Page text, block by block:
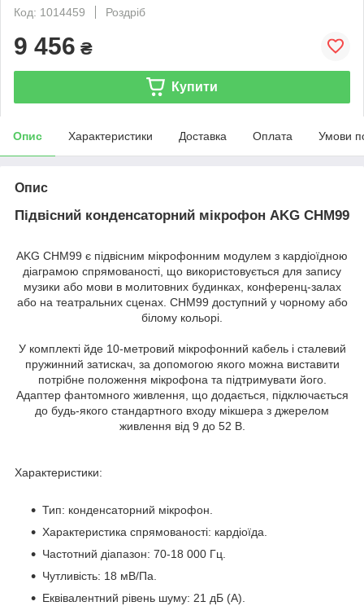
Код: 1014459
Роздріб
9 456 ₴
Купити
Опис Характеристики Доставка Оплата Умови
Опис
Підвісний конденсаторний мікрофон AKG CHM99
AKG CHM99 є підвісним мікрофонним модулем з кардіоїдною
діаграмою спрямованості, що використовується для запису
музики або мови в молитовних будинках, конференц-залах
або на театральних сценах. CHM99 доступний у чорному або
білому кольорі.
У комплекті йде 10-метровий мікрофонний кабель і сталевий
пружинний затискач, за допомогою якого можна виставити
потрібне положення мікрофона та підтримувати його.
Адаптер фантомного живлення, що додається, підключається
до будь-якого стандартного входу мікшера з джерелом
живлення від 9 до 52 В.
Характеристики:
Тип: конденсаторний мікрофон.
Характеристика спрямованості: кардіоїда.
Частотний діапазон: 70-18 000 Гц.
Чутливість: 18 мВ/Па.
Еквівалентний рівень шуму: 21 дБ (A).